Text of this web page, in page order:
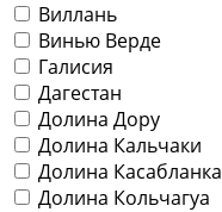
Виллань
Винью Верде
Галисия
Дагестан
Долина Дору
Долина Кальчаки
Долина Касабланка
Долина Кольчагуа